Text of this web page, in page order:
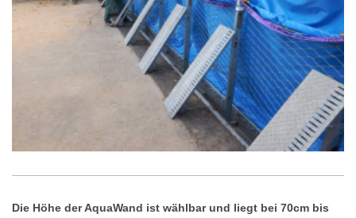
Die Höhe der AquaWand ist wählbar und liegt bei 70cm bis